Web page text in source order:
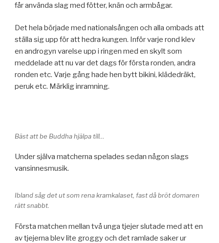
får använda slag med fötter, knän och armbågar.
Det hela började med nationalsången och alla ombads att
ställa sig upp för att hedra kungen. Inför varje rond klev
en androgyn varelse upp i ringen med en skylt som
meddelade att nu var det dags för första ronden, andra
ronden etc. Varje gång hade hen bytt bikini, klädedräkt,
peruk etc. Märklig inramning.
Bäst att be Buddha hjälpa till…
Under själva matcherna spelades sedan någon slags
vansinnesmusik.
Ibland såg det ut som rena kramkalaset, fast då bröt domaren
rätt snabbt.
Första matchen mellan två unga tjejer slutade med att en
av tjejerna blev lite groggy och det ramlade saker ur